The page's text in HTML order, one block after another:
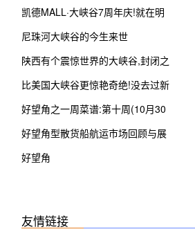
凯德MALL·大峡谷7周年庆!就在明
天!
尼珠河大峡谷的今生来世
陕西有个震惊世界的大峡谷,封闭之
后又重新开放了?
比美国大峡谷更惊艳奇绝!没去过新
疆这10个处女大峡谷,你可能只看了
好望角之一周菜谱:第十周(10月30
日-11月3日)
好望角型散货船航运市场回顾与展
望
好望角
友情链接